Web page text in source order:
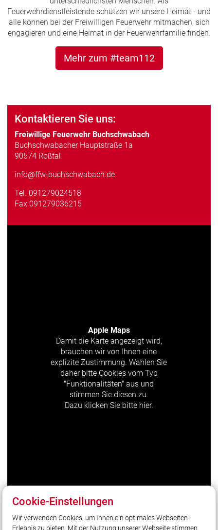
Feuerwehrdienstleistende schützen wir unsere Heimat - und
alle können bei der Freiwilligen Feuerwehr mitmachen, sich
engagieren und eine Heimat in der Feuerwehrfamilie finden.
Mehr zum #team112
Kontaktieren Sie uns:
Freiwillige Feuerwehr Buchschwabach
Buchschwabacher Hauptstraße 1a
90574 Roßtal
info@ffw-buchschwabach.de
Tel. 091279024518
Fax 091279036215
Apple Maps
Damit die Karte angezeigt wird,
brauchen wir von Ihnen eine
explizite Zustimmung. Wählen Sie
daher bitte Cookies vom Typ
"Funktionalitäten" aus und
stimmen Sie diesen zu.
Dazu klicken Sie bitte hier.
Cookie-Einstellungen
Wir verwenden Cookies, um Ihnen ein optimales Webseiten-
Erlebnis zu bieten. Mit der Nutzung unserer Webseite stimmen